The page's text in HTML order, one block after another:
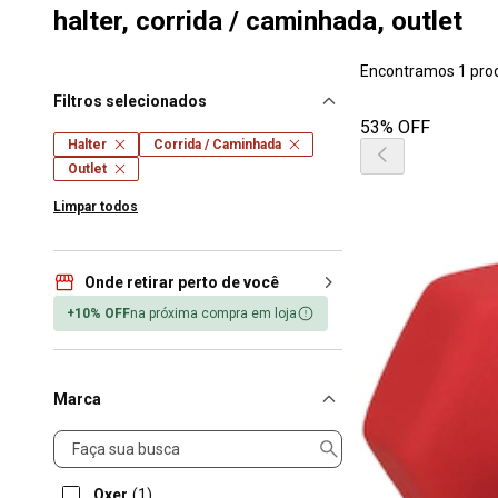
halter, corrida / caminhada, outlet
Filtros selecionados
Halter
Corrida / Caminhada
Outlet
Limpar todos
Onde retirar perto de você
+10% OFFna próxima compra em loja
Marca
Marca
Encontramos 1
53% OFF